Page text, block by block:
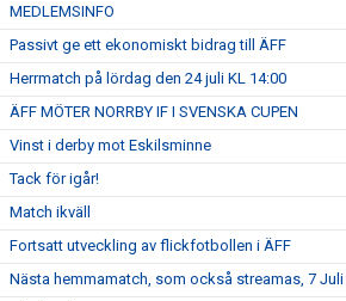
MEDLEMSINFO
Passivt ge ett ekonomiskt bidrag till ÄFF
Herrmatch på lördag den 24 juli KL 14:00
ÄFF MÖTER NORRBY IF I SVENSKA CUPEN
Vinst i derby mot Eskilsminne
Tack för igår!
Match ikväll
Fortsatt utveckling av flickfotbollen i ÄFF
Nästa hemmamatch, som också streamas, 7 Juli